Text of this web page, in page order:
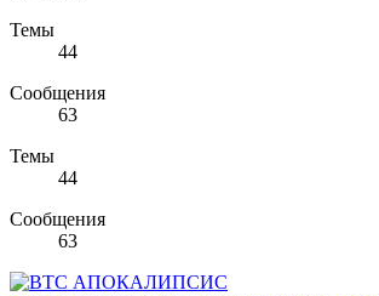
Темы
44
Сообщения
63
Темы
44
Сообщения
63